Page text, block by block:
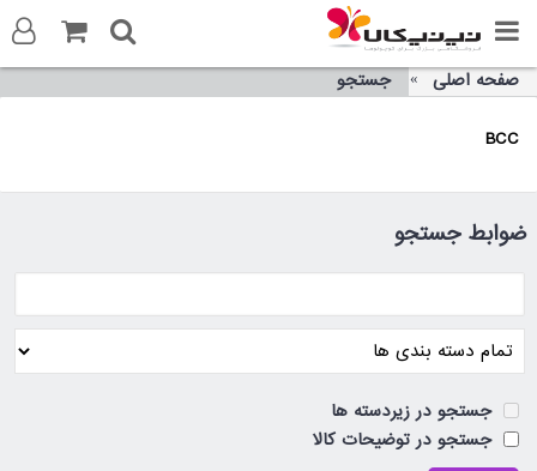
صفحه اصلی جستجو
BCC
ضوابط جستجو
جستجو در زیردسته ها
جستجو در توضیحات کالا